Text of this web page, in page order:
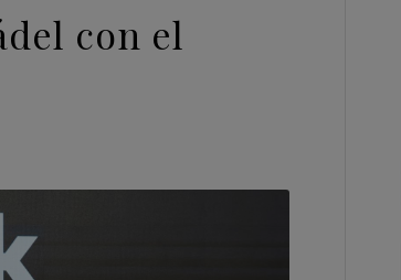
con el